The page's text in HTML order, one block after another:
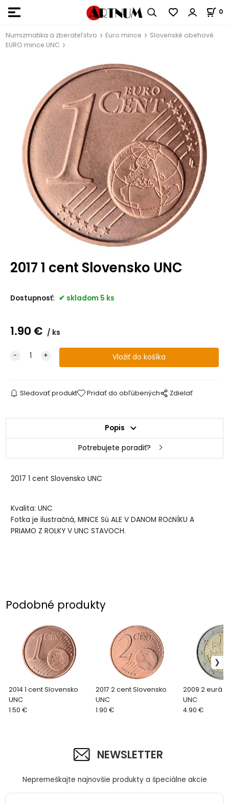
0
Numizmatika a zberateľstvo Euro mince
Slovenské obehové
EURO mince UNC
2017 1 cent Slovensko UNC
Dostupnosť: skladom 5 ks
1.90 € ks
Sledovať produkt Pridať do obľúbených Zdielať
Popis
Potrebujete poradiť?
2017 1 cent Slovensko UNC
Kvalita: UNC
Fotka je ilustračná, MINCE Sú ALE V DANOM ROčNÍKU A
PRIAMO Z ROLKY V UNC STAVOCH.
Podobné produkty
2014 1 cent Slovensko
UNC
1.50 €
2017 2 cent Slovensko
UNC
1.90 €
2009 2 eurá
UNC
4.90 €
NEWSLETTER
Nepremeškajte najnovšie produkty a špeciálne akcie